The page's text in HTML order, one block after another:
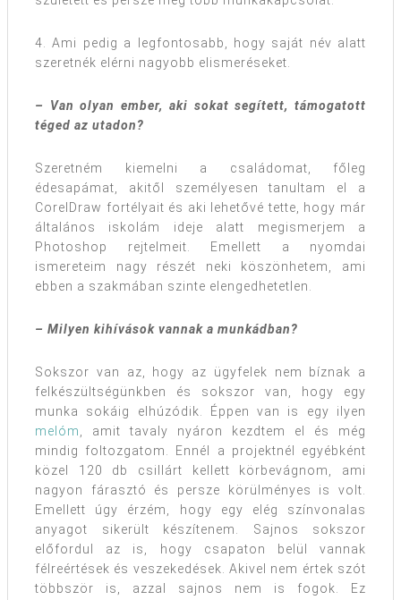
4. Ami pedig a legfontosabb, hogy saját név alatt
szeretnék elérni nagyobb elismeréseket.
– Van olyan ember, aki sokat segített, támogatott
téged az utadon?
Szeretném kiemelni a családomat, főleg
édesapámat, akitől személyesen tanultam el a
CorelDraw fortélyait és aki lehetővé tette, hogy már
általános iskolám ideje alatt megismerjem a
Photoshop rejtelmeit. Emellett a nyomdai
ismereteim nagy részét neki köszönhetem, ami
ebben a szakmában szinte elengedhetetlen.
– Milyen kihívások vannak a munkádban?
Sokszor van az, hogy az ügyfelek nem bíznak a
felkészültségünkben és sokszor van, hogy egy
munka sokáig elhúzódik. Éppen van is egy ilyen
melóm, amit tavaly nyáron kezdtem el és még
mindig foltozgatom. Ennél a projektnél egyébként
közel 120 db csillárt kellett körbevágnom, ami
nagyon fárasztó és persze körülményes is volt.
Emellett úgy érzém, hogy egy elég színvonalas
anyagot sikerült készítenem. Sajnos sokszor
előfordul az is, hogy csapaton belül vannak
félreértések és veszekedések. Akivel nem értek szót
többször is, azzal sajnos nem is fogok. Ez